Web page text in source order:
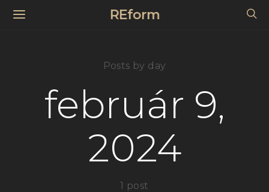
REform
Posts by day
február 9,
2024
1 post